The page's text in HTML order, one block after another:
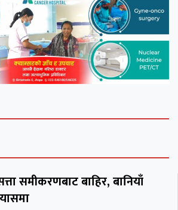
समीकरणबाट बाहिर, बानियाँ